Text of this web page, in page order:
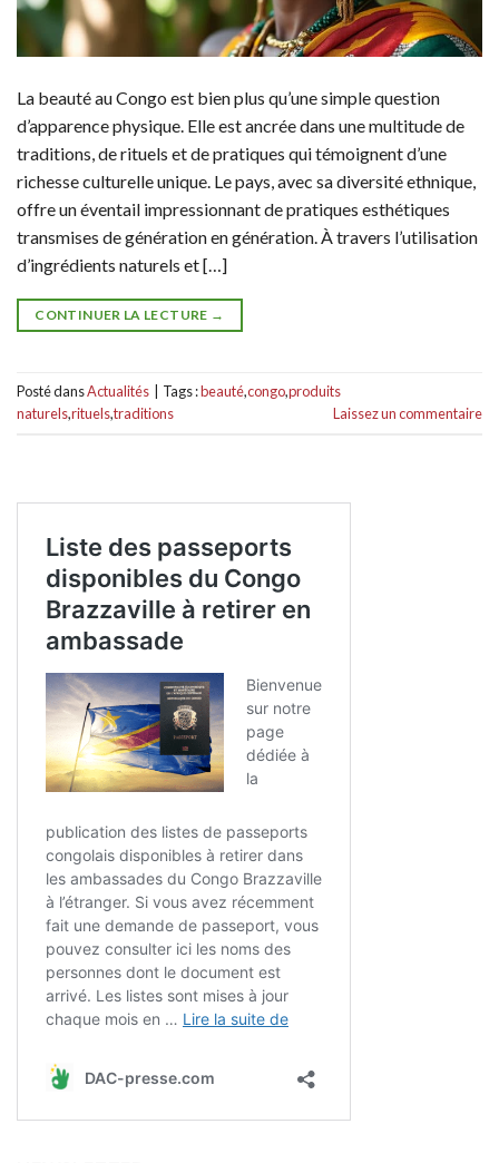
La beauté au Congo est bien plus qu’une simple question
d’apparence physique. Elle est ancrée dans une multitude de
traditions, de rituels et de pratiques qui témoignent d’une
richesse culturelle unique. Le pays, avec sa diversité ethnique,
offre un éventail impressionnant de pratiques esthétiques
transmises de génération en génération. À travers l’utilisation
d’ingrédients naturels et […]
CONTINUER LA LECTURE →
Posté dansActualités Tags :beauté,congo,produits
naturels,rituels,traditions Laissez un commentaire